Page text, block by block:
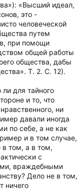
«Высший идеал,
это -
человеческой
путем
при помощи
общей работы
общества, дабы
Т. 2. С. 12).
для тайного
и то, что
ни
давали иногда
по себе, а не как
и в том случае,
том, а в том,
с
враждебными
Дело не в том,
ничего